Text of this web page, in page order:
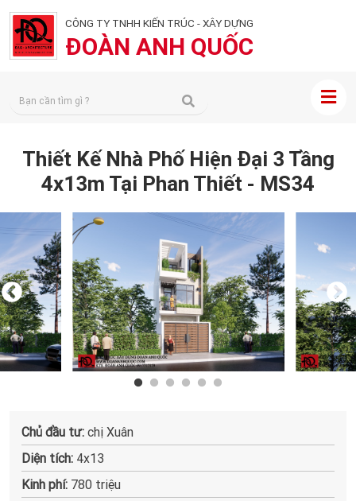
CÔNG TY TNHH KIẾN TRÚC - XÂY DỰNG
ĐOÀN ANH QUỐC
Thiết Kế Nhà Phố Hiện Đại 3 Tầng
4x13m Tại Phan Thiết - MS34
Chủ đầu tư: chị Xuân
Diện tích: 4x13
Kinh phí: 780 triệu